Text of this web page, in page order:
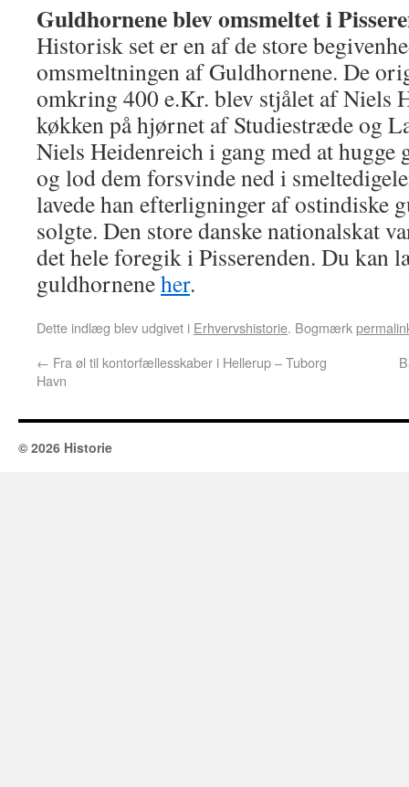
Guldhornene blev omsmeltet i
Historisk set er en af de store
omsmeltningen af Guldhornene. De
omkring 400 e.Kr. blev stjålet af Niels
køkken på hjørnet af Studiestræde og
Niels Heidenreich i gang med at
og lod dem forsvinde ned i
lavede han efterligninger af ostindiske
solgte. Den store danske nationalskat
det hele foregik i Pisserenden. Du kan
guldhorneneher.
Dette indlæg blev udgivet i Erhvervshistorie. Bogmærk
← Fra øl til kontorfællesskaber i Hellerup – Tuborg
Havn
© 2026 Historie